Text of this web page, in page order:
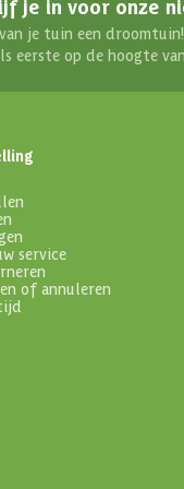
je in voor onze
je tuin een
eerste op de hoogte
service
of annuleren